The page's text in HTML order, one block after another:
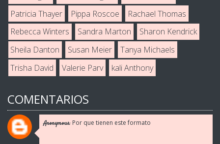
Patricia Thayer
Pippa Roscoe
Rachael Thomas
Rebecca Winters
Sandra Marton
Sharon Kendrick
Sheila Danton
Susan Meier
Tanya Michaels
Trisha David
Valerie Parv kali Anthony
COMENTARIOS
Anonymous: Por que tienen este formato